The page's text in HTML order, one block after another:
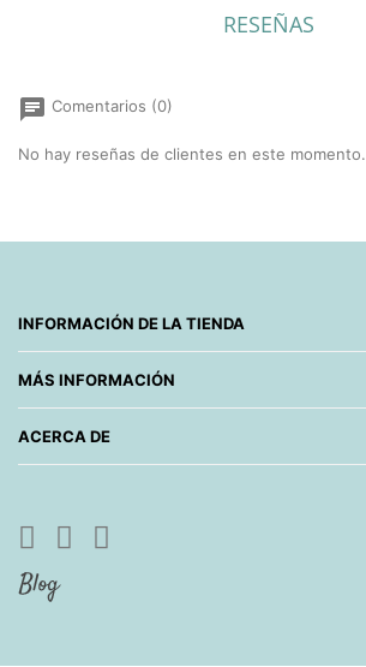
RESEÑAS
chat Comentarios (0)
No hay reseñas de clientes en este momento.
INFORMACIÓN DE LA TIENDA
MÁS INFORMACIÓN
ACERCA DE